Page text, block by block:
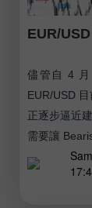
EUR/
儘管自 4 月
EUR/USD
正逐步逼近
需要讓